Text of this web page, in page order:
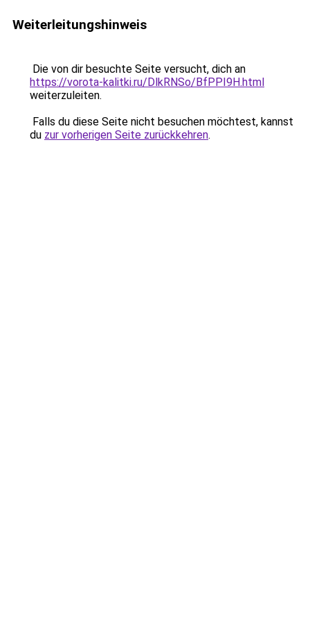
Weiterleitungshinweis
Die von dir besuchte Seite versucht, dich an
https://vorota-kalitki.ru/DlkRNSo/BfPPI9H.html
weiterzuleiten.
Falls du diese Seite nicht besuchen möchtest, kannst
du zur vorherigen Seite zurückkehren.